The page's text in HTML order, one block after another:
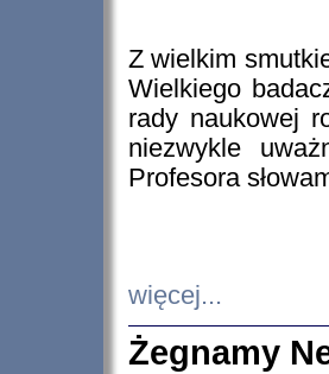
Z wielkim
Wielkiego
rady naukowej
niezwykle
Profesora
więcej...
Żegnamy